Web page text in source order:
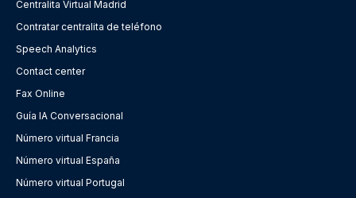
Centralita Virtual Madrid
Contratar centralita de teléfono
Speech Analytics
Contact center
Fax Online
Guía IA Conversacional
Número virtual Francia
Número virtual España
Número virtual Portugal